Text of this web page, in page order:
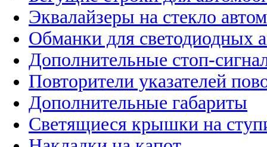
Эквалайзеры на стекло
Обманки для светодиодных
Дополнительные стоп-
Повторители указателей
Дополнительные габариты
Светящиеся крышки на